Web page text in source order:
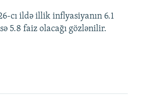
360p
480p
cı ildə illik inflyasiyanın 6.1
5.8 faiz olacağı gözlənilir.